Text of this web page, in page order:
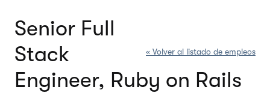
« Volver al listado de empleos
Senior Full
Stack
Engineer, Ruby on Rails